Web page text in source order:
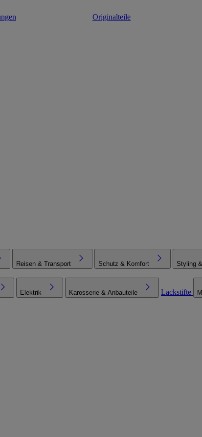
Originalteile
Reisen & Transport Schutz & Komfort Styling
Elektrik Karosserie & Anbauteile Lackstifte